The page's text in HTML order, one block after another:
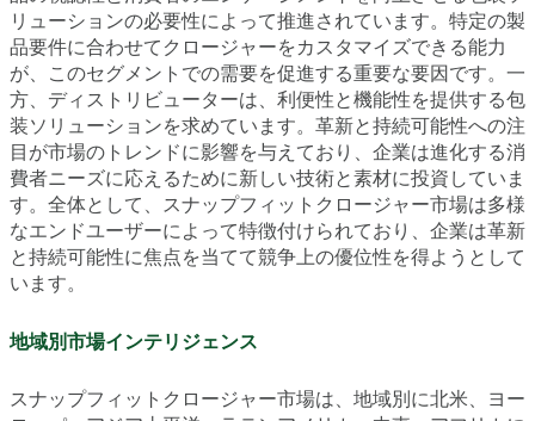
リューションの必要性によって推進されています。特定の製
品要件に合わせてクロージャーをカスタマイズできる能力
が、このセグメントでの需要を促進する重要な要因です。一
方、ディストリビューターは、利便性と機能性を提供する包
装ソリューションを求めています。革新と持続可能性への注
目が市場のトレンドに影響を与えており、企業は進化する消
費者ニーズに応えるために新しい技術と素材に投資していま
す。全体として、スナップフィットクロージャー市場は多様
なエンドユーザーによって特徴付けられており、企業は革新
と持続可能性に焦点を当てて競争上の優位性を得ようとして
います。
地域別市場インテリジェンス
スナップフィットクロージャー市場は、地域別に北米、ヨー